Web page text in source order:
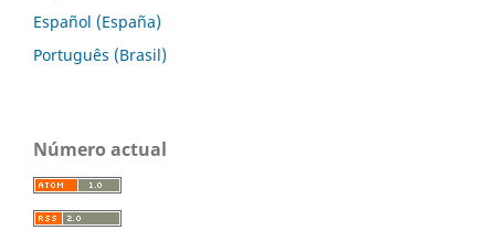
Español (España)
Português (Brasil)
Número actual